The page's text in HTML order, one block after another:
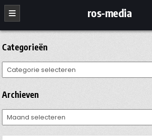
Ga
naar
de
inhoud
ros-media
Categorieën
Categorieën
Archieven
Archieven